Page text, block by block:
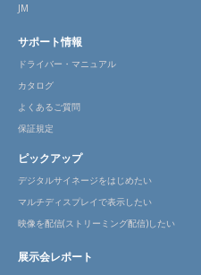
JM
サポート情報
ドライバー・マニュアル
カタログ
よくあるご質問
保証規定
ピックアップ
デジタルサイネージをはじめたい
マルチディスプレイで表示したい
映像を配信(ストリーミング配信)したい
展示会レポート